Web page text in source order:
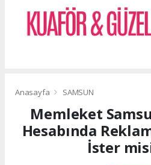
Anasayfa SAMSUN
Memleket
Hesabında
İster